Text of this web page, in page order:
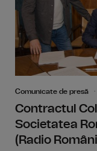
Comunicate de presă
Contractul
Societatea
(Radio